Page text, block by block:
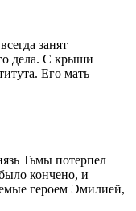
занят
дела. С крыши
Его мать
Тьмы потерпел
кончено, и
героем Эмилией,